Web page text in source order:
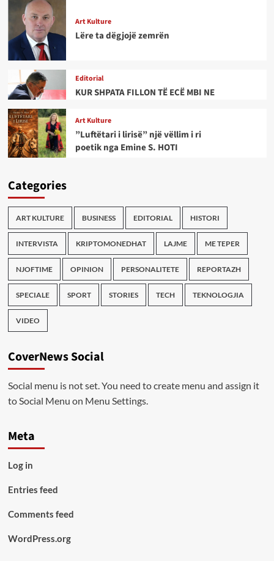
Art Kulture
Lëre ta dëgjojë zemrën
Editorial
KUR SHPATA FILLON TË ECË MBI NE
Art Kulture
”Luftëtari i lirisë” një vëllim i ri
poetik nga Emine S. HOTI
Categories
ART KULTURE BUSINESS EDITORIAL HISTORI
INTERVISTA KRIPTOMONEDHAT LAJME ME TEPER
NJOFTIME OPINION PERSONALITETE REPORTAZH
SPECIALE SPORT STORIES TECH TEKNOLOGJIA
VIDEO
CoverNews Social
Social menu is not set. You need to create menu and assign it
to Social Menu on Menu Settings.
Meta
Log in
Entries feed
Comments feed
WordPress.org